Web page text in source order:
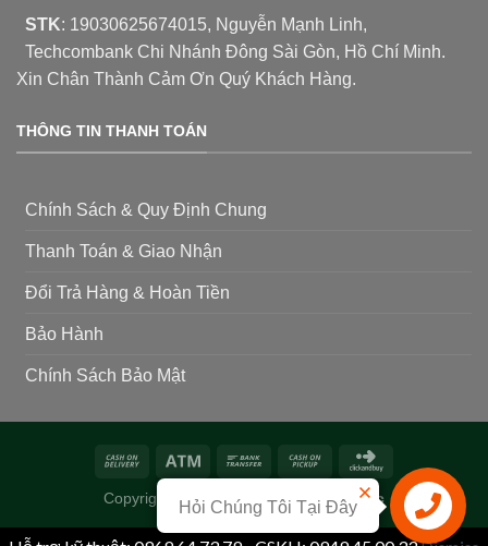
Liên hệ
Hỏi Chúng Tôi Tại Đây
STK: 19030625674015, Nguyễn Mạnh Linh,
Techcombank Chi Nhánh Đông Sài Gòn, Hồ Chí Minh.
Xin Chân Thành Cảm Ơn Quý Khách Hàng.
THÔNG TIN THANH TOÁN
Chính Sách & Quy Định Chung
Thanh Toán & Giao Nhận
Đổi Trả Hàng & Hoàn Tiền
Bảo Hành
Chính Sách Bảo Mật
Copyright 2026 © Siêu Thị Phân Thuốc